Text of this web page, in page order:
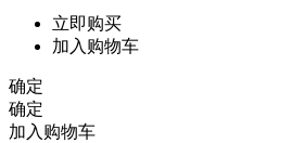
立即购买
加入购物车
确定
确定
加入购物车